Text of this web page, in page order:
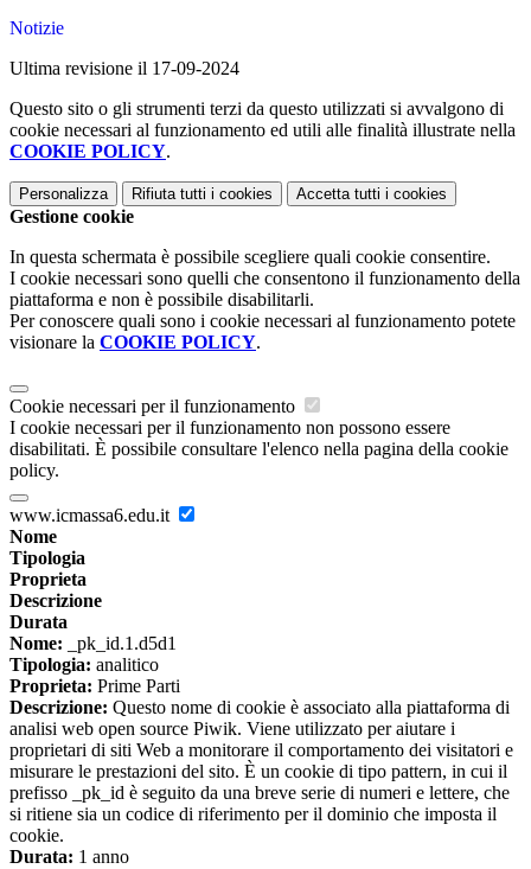
Notizie
Ultima revisione il 17-09-2024
Questo sito o gli strumenti terzi da questo utilizzati si avvalgono di
cookie necessari al funzionamento ed utili alle finalità illustrate nella
COOKIE POLICY.
Personalizza Rifiuta tutti i cookies Accetta tutti i cookies
Gestione cookie
In questa schermata è possibile scegliere quali cookie consentire.
I cookie necessari sono quelli che consentono il funzionamento della
piattaforma e non è possibile disabilitarli.
Per conoscere quali sono i cookie necessari al funzionamento potete
visionare la COOKIE POLICY.
Cookie necessari per il funzionamento
I cookie necessari per il funzionamento non possono essere
disabilitati. È possibile consultare l'elenco nella pagina della cookie
policy.
www.icmassa6.edu.it
Nome
Tipologia
Proprieta
Descrizione
Durata
Nome: _pk_id.1.d5d1
Tipologia: analitico
Proprieta: Prime Parti
Descrizione: Questo nome di cookie è associato alla piattaforma di
analisi web open source Piwik. Viene utilizzato per aiutare i
proprietari di siti Web a monitorare il comportamento dei visitatori e
misurare le prestazioni del sito. È un cookie di tipo pattern, in cui il
prefisso _pk_id è seguito da una breve serie di numeri e lettere, che
si ritiene sia un codice di riferimento per il dominio che imposta il
cookie.
Durata: 1 anno